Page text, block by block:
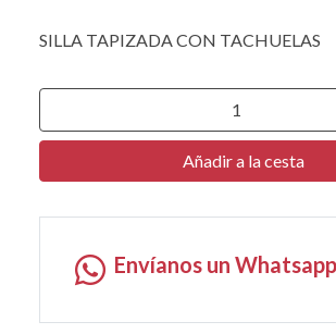
SILLA TAPIZADA CON TACHUELAS
Añadir a la cesta
Envíanos un Whatsapp